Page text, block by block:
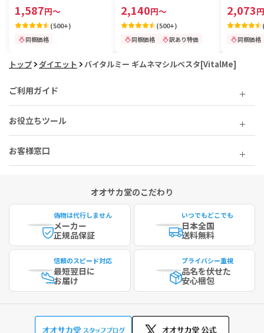
1,587円～
(500+)
同梱価格
2,140円～
(500+)
同梱価格 訳あり特価
2,073円
同梱価格
トップ ダイエット バイタルミー ギムネマシルベスタ[VitalMe]
ご利用ガイド
お役立ちツール
お客様窓口
オオサカ堂のこだわり
偽物は代行しません
メーカー
正規品保証
いつでもどこでも
日本全国
送料無料
信頼のスピード対応
最短翌日に
お届け
プライバシー重視
品名を伏せた
安心梱包